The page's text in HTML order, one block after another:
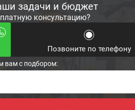
задачи и бюджет
консультацию?
Позвоните по телефону
вам с подбором: